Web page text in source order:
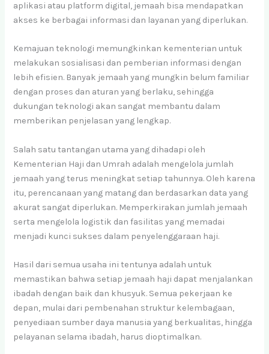
aplikasi atau platform digital, jemaah bisa mendapatkan
akses ke berbagai informasi dan layanan yang diperlukan.
Kemajuan teknologi memungkinkan kementerian untuk
melakukan sosialisasi dan pemberian informasi dengan
lebih efisien. Banyak jemaah yang mungkin belum familiar
dengan proses dan aturan yang berlaku, sehingga
dukungan teknologi akan sangat membantu dalam
memberikan penjelasan yang lengkap.
Salah satu tantangan utama yang dihadapi oleh
Kementerian Haji dan Umrah adalah mengelola jumlah
jemaah yang terus meningkat setiap tahunnya. Oleh karena
itu, perencanaan yang matang dan berdasarkan data yang
akurat sangat diperlukan. Memperkirakan jumlah jemaah
serta mengelola logistik dan fasilitas yang memadai
menjadi kunci sukses dalam penyelenggaraan haji.
Hasil dari semua usaha ini tentunya adalah untuk
memastikan bahwa setiap jemaah haji dapat menjalankan
ibadah dengan baik dan khusyuk. Semua pekerjaan ke
depan, mulai dari pembenahan struktur kelembagaan,
penyediaan sumber daya manusia yang berkualitas, hingga
pelayanan selama ibadah, harus dioptimalkan.